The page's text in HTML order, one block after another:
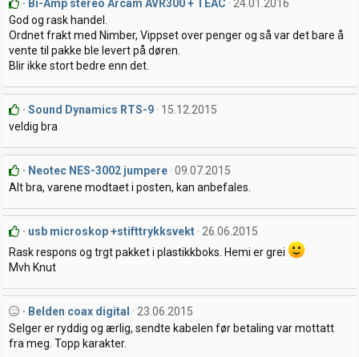
Bi-Amp stereo Arcam AVR300 + TEAC
24.01.2016
God og rask handel.
Ordnet frakt med Nimber, Vippset over penger og så var det bare å
vente til pakke ble levert på døren.
Blir ikke stort bedre enn det.
Sound Dynamics RTS-9
15.12.2015
veldig bra
Neotec NES-3002 jumpere 09.07.2015
Alt bra, varene modtaet i posten, kan anbefales.
usb microskop +stifttrykksvekt 26.06.2015
Rask respons og trgt pakket i plastikkboks. Hemi er grei
Mvh Knut
Belden coax digital
23.06.2015
Selger er ryddig og ærlig, sendte kabelen før betaling var mottatt
fra meg. Topp karakter.